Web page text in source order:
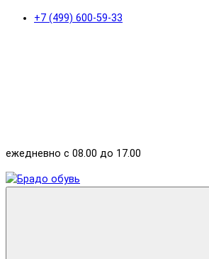
+7 (499) 600-59-33
ежедневно с 08.00 до 17.00